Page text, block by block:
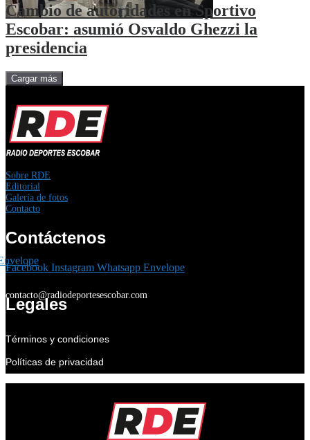
Cambio de autoridades en Sportivo
Escobar: asumió Osvaldo Ghezzi la
presidencia
Cargar más
Sobre RDE
Editorial
Galería de fotos
Contacto
Contáctenos
Facebook Instagram Whatsapp Envelope
contacto@radiodeportesescobar.com
Legales
Términos y condiciones
Políticas de privacidad